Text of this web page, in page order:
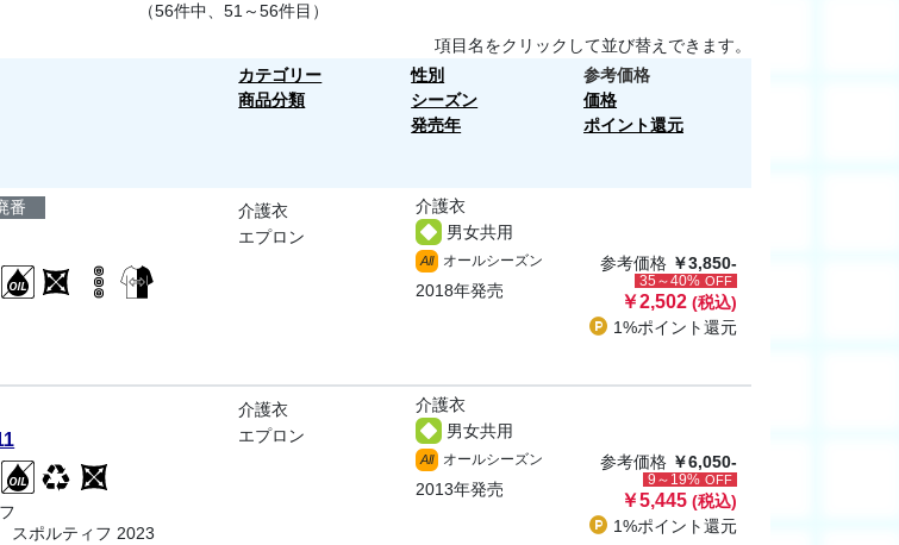
（56件中、51～56件目）
項目名をクリックして並び替えできます。
カテゴリー
商品分類
性別
シーズン
発売年
参考価格
価格
ポイント還元
番
介護衣
エプロン
介護衣
男女共用
All オールシーズン
2018年発売
参考価格 ￥3,850-
35～40% OFF
￥2,502 (税込)
1%ポイント還元
ポルティフ 2023
介護衣
エプロン
介護衣
男女共用
All オールシーズン
2013年発売
参考価格 ￥6,050-
9～19% OFF
￥5,445 (税込)
1%ポイント還元